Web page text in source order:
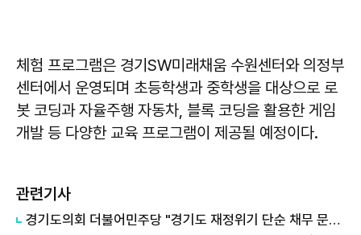
체험 프로그램은 경기SW미래채움 수원센터와 의정부
센터에서 운영되며 초등학생과 중학생을 대상으로 로
봇 코딩과 자율주행 자동차, 블록 코딩을 활용한 게임
개발 등 다양한 교육 프로그램이 제공될 예정이다.
관련기사
경기도의회 더불어민주당 "경기도 재정위기 단순 채무 문제 아냐"...세수체계 개편 논의